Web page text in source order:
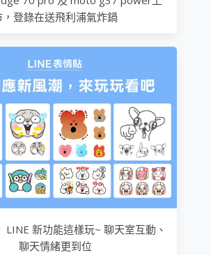
，登錄在送飛利浦氣炸鍋
LINE 新功能這樣玩~ 聊天室互動、
聊天情緒更到位